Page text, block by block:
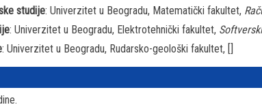
studije: Univerzitet u Beogradu, Matematički fakultet,
: Univerzitet u Beogradu, Elektrotehnički fakultet,
: Univerzitet u Beogradu, Rudarsko-geološki fakultet, []